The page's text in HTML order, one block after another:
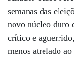
semanas das
novo núcleo duro
crítico e
menos atrelado